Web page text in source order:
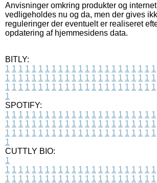
Anvisninger omkring produkter og
vedligeholdes nu og da, men der gives
reguleringer der eventuelt er realiseret
opdatering af hjemmesidens data.
BITLY:
1 1 1 1 1 1 1 1 1 1 1 1 1 1 1 1 1 1 1 1 1 1 1
1 1 1 1 1 1 1 1 1 1 1 1 1 1 1 1 1 1 1 1 1 1 1
1 1 1 1 1 1 1 1 1 1 1 1 1 1 1 1 1 1 1 1 1 1 1
1
SPOTIFY:
1 1 1 1 1 1 1 1 1 1 1 1 1 1 1 1 1 1 1 1 1 1 1
1 1 1 1 1 1 1 1 1 1 1 1 1 1 1 1 1 1 1 1 1 1 1
1 1 1 1 1 1 1 1 1 1 1 1 1 1 1 1 1 1 1 1 1 1 1
1
CUTTLY BIO:
1
1 1 1 1 1 1 1 1 1 1 1 1 1 1 1 1 1 1 1 1 1 1 1
1 1 1 1 1 1 1 1 1 1 1 1 1 1 1 1 1 1 1 1 1 1 1